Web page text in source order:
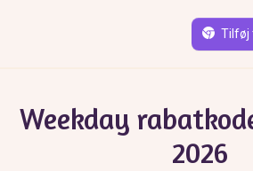
Tilføj
Weekday
2026